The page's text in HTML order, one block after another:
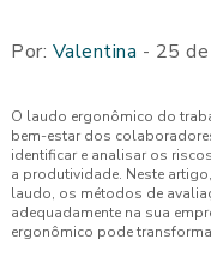
Por: Valentina - 25
O laudo ergonômico do
bem-estar dos
identificar e analisar os
a produtividade. Neste
laudo, os métodos de
adequadamente na sua
ergonômico pode